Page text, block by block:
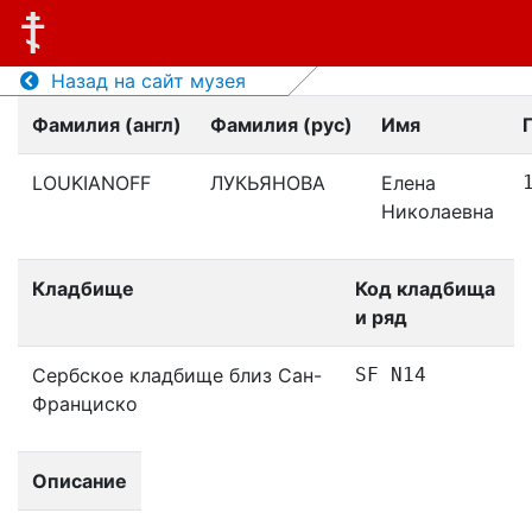
Назад на сайт музея
Фамилия (англ)
Фамилия (рус) Имя
LOUKIANOFF ЛУКЬЯНОВА
Елена
Николаевна
Кладбище
Код кладбища
и ряд
Сербское кладбище близ Сан-
Франциско
SF N14
Описание